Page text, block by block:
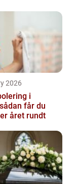
2026
i
får du
året rundt